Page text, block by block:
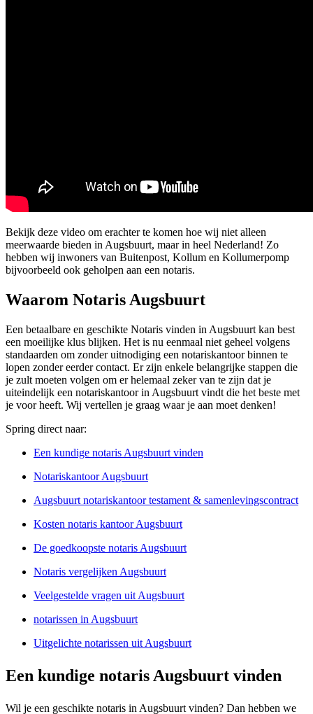
Bekijk deze video om erachter te komen hoe wij niet alleen
meerwaarde bieden in Augsbuurt, maar in heel Nederland! Zo
hebben wij inwoners van Buitenpost, Kollum en Kollumerpomp
bijvoorbeeld ook geholpen aan een notaris.
Waarom Notaris Augsbuurt
Een betaalbare en geschikte Notaris vinden in Augsbuurt kan best
een moeilijke klus blijken. Het is nu eenmaal niet geheel volgens
standaarden om zonder uitnodiging een notariskantoor binnen te
lopen zonder eerder contact. Er zijn enkele belangrijke stappen die
je zult moeten volgen om er helemaal zeker van te zijn dat je
uiteindelijk een notariskantoor in Augsbuurt vindt die het beste met
je voor heeft. Wij vertellen je graag waar je aan moet denken!
Spring direct naar:
Een kundige notaris Augsbuurt vinden
Notariskantoor Augsbuurt
Augsbuurt notariskantoor testament & samenlevingscontract
Kosten notaris kantoor Augsbuurt
De goedkoopste notaris Augsbuurt
Notaris vergelijken Augsbuurt
Veelgestelde vragen uit Augsbuurt
notarissen in Augsbuurt
Uitgelichte notarissen uit Augsbuurt
Een kundige notaris Augsbuurt vinden
Wil je een geschikte notaris in Augsbuurt vinden? Dan hebben we